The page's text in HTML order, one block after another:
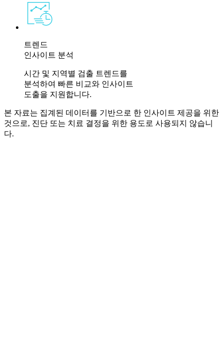
트렌드
인사이트 분석
시간 및 지역별 검출 트렌드를
분석하여 빠른 비교와 인사이트
도출을 지원합니다.
본 자료는 집계된 데이터를 기반으로 한 인사이트 제공을 위한
것으로, 진단 또는 치료 결정을 위한 용도로 사용되지 않습니
다.